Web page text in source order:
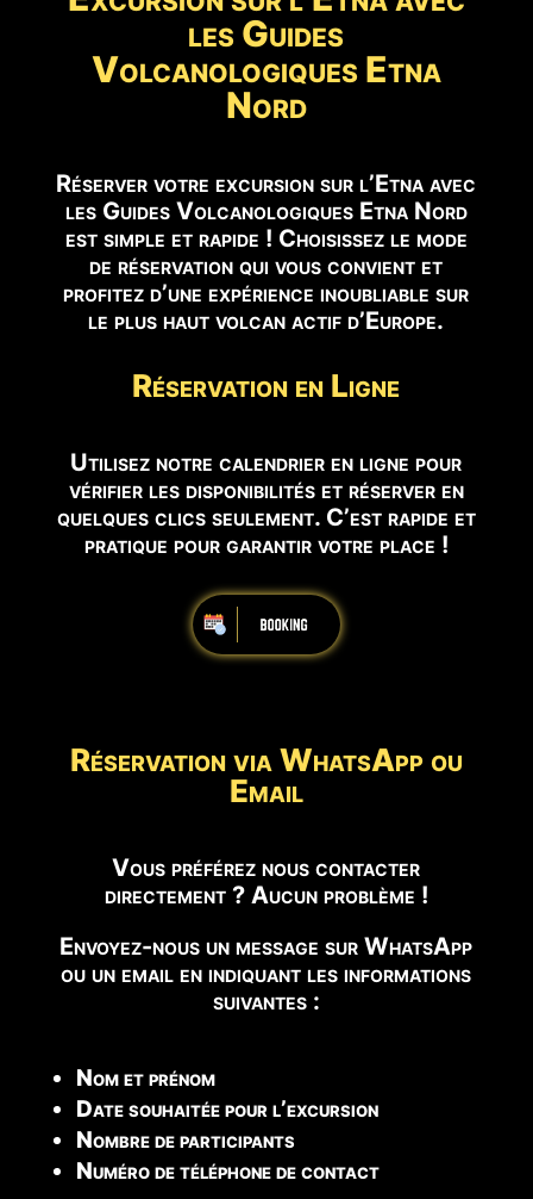
les Guides
Volcanologiques Etna
Nord
Réserver votre excursion sur l’Etna avec
les Guides Volcanologiques Etna Nord
est simple et rapide ! Choisissez le mode
de réservation qui vous convient et
profitez d’une expérience inoubliable sur
le plus haut volcan actif d’Europe.
Réservation en Ligne
Utilisez notre calendrier en ligne pour
vérifier les disponibilités et réserver en
quelques clics seulement. C’est rapide et
pratique pour garantir votre place !
Réservation via WhatsApp ou
Email
Vous préférez nous contacter
directement ? Aucun problème !
Envoyez-nous un message sur WhatsApp
ou un email en indiquant les informations
suivantes :
Nom et prénom
Date souhaitée pour l’excursion
Nombre de participants
Numéro de téléphone de contact